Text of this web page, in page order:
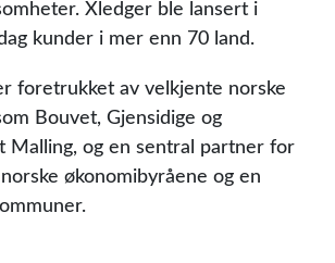
Xledger ble lansert i
kunder i mer enn 70 land.
foretrukket av velkjente norske
Bouvet, Gjensidige og
Malling, og en sentral partner for
økonomibyråene og en